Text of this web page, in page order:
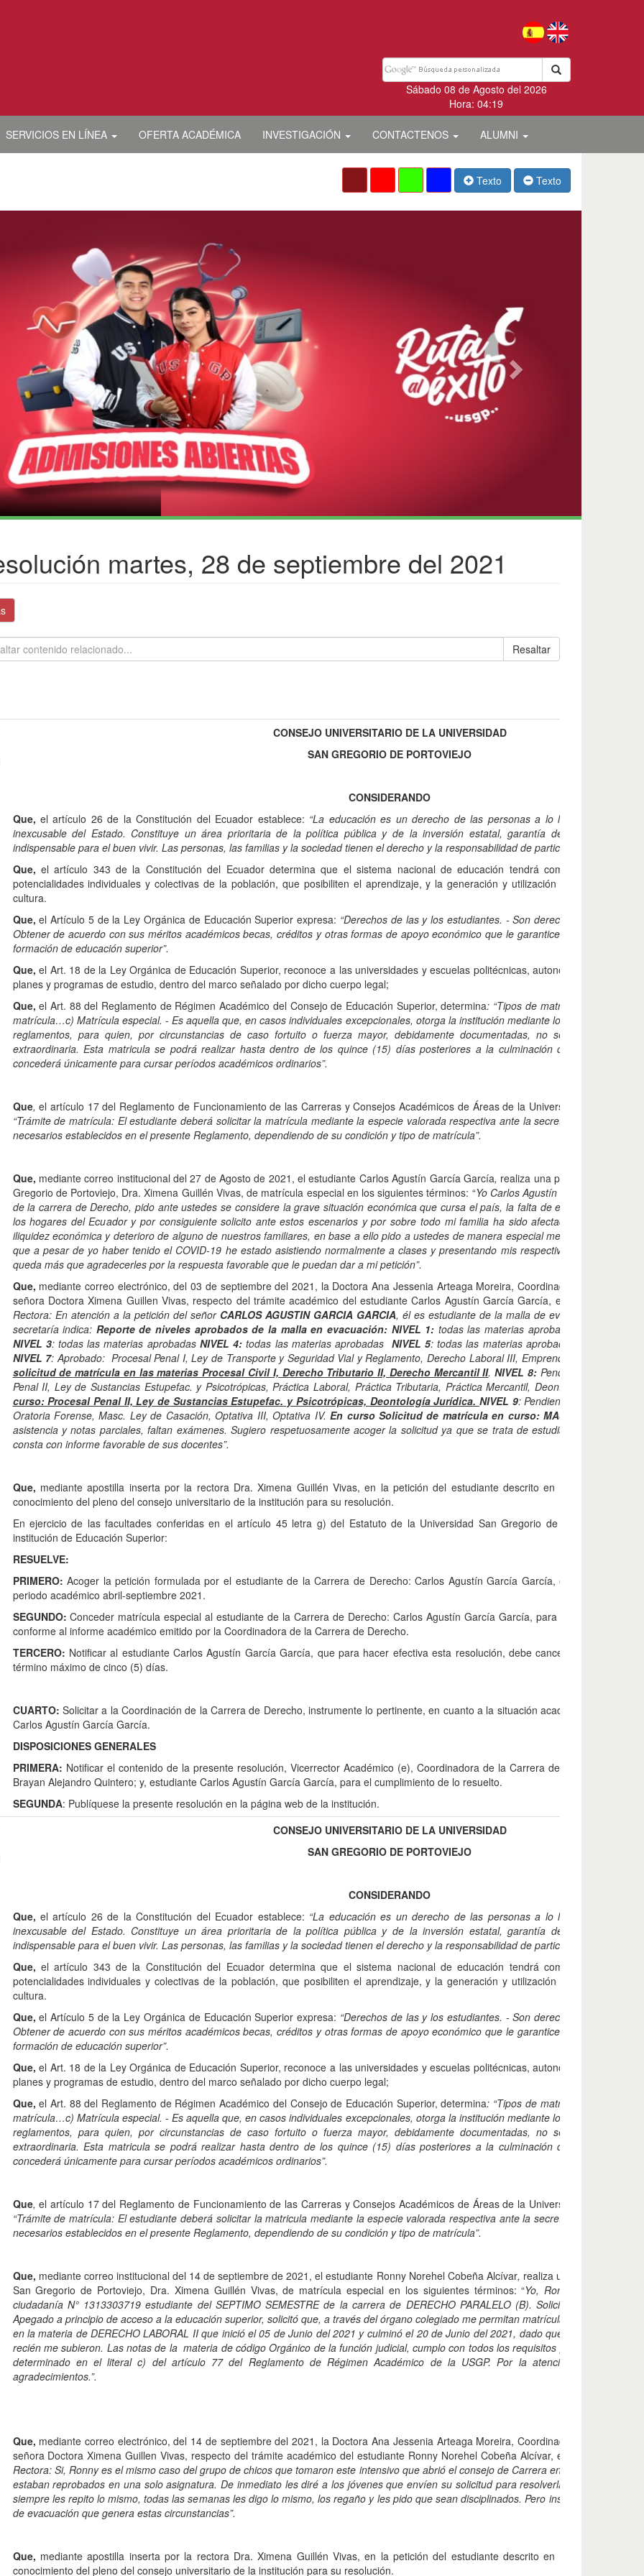
Sábado 08 de Agosto del 2026
Hora: 04:19
SERVICIOS EN LÍNEA OFERTA ACADÉMICA INVESTIGACIÓN CONTACTENOS ALUMNI
Texto Texto
martes, 28 de septiembre del 2021
Resaltar
CONSEJO UNIVERSITARIO DE LA UNIVERSIDAD
SAN GREGORIO DE PORTOVIEJO
CONSIDERANDO
Que, el artículo 26 de la Constitución del Ecuador establece: “La educación es un derecho de las personas a lo largo de su vida
inexcusable del Estado. Constituye un área prioritaria de la política pública y de la inversión estatal, garantía de la igualdad e
indispensable para el buen vivir. Las personas, las familias y la sociedad tienen el derecho y la responsabilidad de participar en el proceso
Que, el artículo 343 de la Constitución del Ecuador determina que el sistema nacional de educación tendrá como finalidad el
potencialidades individuales y colectivas de la población, que posibiliten el aprendizaje, y la generación y utilización de
cultura.
Que, el Artículo 5 de la Ley Orgánica de Educación Superior expresa: “Derechos de las y los estudiantes. - Son derechos de las y los
Obtener de acuerdo con sus méritos académicos becas, créditos y otras formas de apoyo económico que le garantice igualdad de
formación de educación superior”.
Que, el Art. 18 de la Ley Orgánica de Educación Superior, reconoce a las universidades y escuelas politécnicas, autonomía
planes y programas de estudio, dentro del marco señalado por dicho cuerpo legal;
Que, el Art. 88 del Reglamento de Régimen Académico del Consejo de Educación Superior, determina: “Tipos de matrícula. - Se
matrícula…c) Matrícula especial. - Es aquella que, en casos individuales excepcionales, otorga la institución mediante los mecanismos
reglamentos, para quien, por circunstancias de caso fortuito o fuerza mayor, debidamente documentadas, no se haya
extraordinaria. Esta matricula se podrá realizar hasta dentro de los quince (15) días posteriores a la culminación del periodo de
concederá únicamente para cursar períodos académicos ordinarios”.
Que, el artículo 17 del Reglamento de Funcionamiento de las Carreras y Consejos Académicos de Áreas de la Universidad San
“Trámite de matrícula: El estudiante deberá solicitar la matrícula mediante la especie valorada respectiva ante la secretaría de su
necesarios establecidos en el presente Reglamento, dependiendo de su condición y tipo de matrícula”.
Que, mediante correo institucional del 27 de Agosto de 2021, el estudiante Carlos Agustín García García, realiza una petición ante la
Gregorio de Portoviejo, Dra. Ximena Guillén Vivas, de matrícula especial en los siguientes términos: “Yo Carlos Agustín García García
de la carrera de Derecho, pido ante ustedes se considere la grave situación económica que cursa el país, la falta de empleo, la falta
los hogares del Ecuador y por consiguiente solicito ante estos escenarios y por sobre todo mi familia ha sido afectada por la
iliquidez económica y deterioro de alguno de nuestros familiares, en base a ello pido a ustedes de manera especial me autoricen la
que a pesar de yo haber tenido el COVID-19 he estado asistiendo normalmente a clases y presentando mis respectivas tareas en la
queda más que agradecerles por la respuesta favorable que le puedan dar a mi petición”.
Que, mediante correo electrónico, del 03 de septiembre del 2021, la Doctora Ana Jessenia Arteaga Moreira, Coordinadora de la
señora Doctora Ximena Guillen Vivas, respecto del trámite académico del estudiante Carlos Agustín García García, en los siguientes
Rectora: En atención a la petición del señor CARLOS AGUSTIN GARCIA GARCIA, él es estudiante de la malla de evacuación, su
secretaría indica: Reporte de niveles aprobados de la malla en evacuación: NIVEL 1: todas las materias aprobadas
NIVEL 3: todas las materias aprobadas NIVEL 4: todas las materias aprobadas NIVEL 5: todas las materias aprobadas
NIVEL 7: Aprobado: Procesal Penal I, Ley de Transporte y Seguridad Vial y Reglamento, Derecho Laboral III, Emprendimiento e
solicitud de matrícula en las materias Procesal Civil I, Derecho Tributario II, Derecho Mercantil II.NIVEL 8: Pendiente por
Penal II, Ley de Sustancias Estupefac. y Psicotrópicas, Práctica Laboral, Práctica Tributaria, Práctica Mercantil, Deontología Jurídica.
curso: Procesal Penal II, Ley de Sustancias Estupefac. y Psicotrópicas, Deontología Jurídica. NIVEL 9: Pendiente por aprobar:
Oratoria Forense, Masc. Ley de Casación, Optativa III, Optativa IV.En curso Solicitud de matrícula en curso: MASC.
asistencia y notas parciales, faltan exámenes. Sugiero respetuosamente acoger la solicitud ya que se trata de estudiante de
consta con informe favorable de sus docentes”.
Que, mediante apostilla inserta por la rectora Dra. Ximena Guillén Vivas, en la petición del estudiante descrito en el considerando
conocimiento del pleno del consejo universitario de la institución para su resolución.
En ejercicio de las facultades conferidas en el artículo 45 letra g) del Estatuto de la Universidad San Gregorio de Portoviejo, el
institución de Educación Superior:
RESUELVE:
PRIMERO: Acoger la petición formulada por el estudiante de la Carrera de Derecho: Carlos Agustín García García, en la que
periodo académico abril-septiembre 2021.
SEGUNDO:Conceder matrícula especial al estudiante de la Carrera de Derecho: Carlos Agustín García García, para el periodo
conforme al informe académico emitido por la Coordinadora de la Carrera de Derecho.
TERCERO: Notificar al estudiante Carlos Agustín García García, que para hacer efectiva esta resolución, debe cancelar los valores
término máximo de cinco (5) días.
CUARTO: Solicitar a la Coordinación de la Carrera de Derecho, instrumente lo pertinente, en cuanto a la situación académica y
Carlos Agustín García García.
DISPOSICIONES GENERALES
PRIMERA: Notificar el contenido de la presente resolución, Vicerrector Académico (e), Coordinadora de la Carrera de Derecho,
Brayan Alejandro Quintero; y, estudiante Carlos Agustín García García, para el cumplimiento de lo resuelto.
SEGUNDA: Publíquese la presente resolución en la página web de la institución.
CONSEJO UNIVERSITARIO DE LA UNIVERSIDAD
SAN GREGORIO DE PORTOVIEJO
CONSIDERANDO
Que, el artículo 26 de la Constitución del Ecuador establece: “La educación es un derecho de las personas a lo largo de su vida
inexcusable del Estado. Constituye un área prioritaria de la política pública y de la inversión estatal, garantía de la igualdad e
indispensable para el buen vivir. Las personas, las familias y la sociedad tienen el derecho y la responsabilidad de participar en el proceso
Que, el artículo 343 de la Constitución del Ecuador determina que el sistema nacional de educación tendrá como finalidad el
potencialidades individuales y colectivas de la población, que posibiliten el aprendizaje, y la generación y utilización de
cultura.
Que, el Artículo 5 de la Ley Orgánica de Educación Superior expresa: “Derechos de las y los estudiantes. - Son derechos de las y los
Obtener de acuerdo con sus méritos académicos becas, créditos y otras formas de apoyo económico que le garantice igualdad de
formación de educación superior”.
Que, el Art. 18 de la Ley Orgánica de Educación Superior, reconoce a las universidades y escuelas politécnicas, autonomía
planes y programas de estudio, dentro del marco señalado por dicho cuerpo legal;
Que, el Art. 88 del Reglamento de Régimen Académico del Consejo de Educación Superior, determina: “Tipos de matrícula. - Se
matrícula…c) Matrícula especial. - Es aquella que, en casos individuales excepcionales, otorga la institución mediante los mecanismos
reglamentos, para quien, por circunstancias de caso fortuito o fuerza mayor, debidamente documentadas, no se haya
extraordinaria. Esta matricula se podrá realizar hasta dentro de los quince (15) días posteriores a la culminación del periodo de
concederá únicamente para cursar períodos académicos ordinarios”.
Que, el artículo 17 del Reglamento de Funcionamiento de las Carreras y Consejos Académicos de Áreas de la Universidad San
“Trámite de matrícula: El estudiante deberá solicitar la matricula mediante la especie valorada respectiva ante la secretaría de su
necesarios establecidos en el presente Reglamento, dependiendo de su condición y tipo de matrícula”.
Que, mediante correo institucional del 14 de septiembre de 2021, el estudiante Ronny Norehel Cobeña Alcívar, realiza una petición ante
San Gregorio de Portoviejo, Dra. Ximena Guillén Vivas, de matrícula especial en los siguientes términos: “Yo, Ronny Norehel
ciudadanía N° 1313303719 estudiante del SEPTIMO SEMESTRE de la carrera de DERECHO PARALELO (B). Solicito a usted que
Apegado a principio de acceso a la educación superior, solicitó que, a través del órgano colegiado me permitan matrícula especial debido
en la materia de DERECHO LABORAL II que inició el 05 de Junio del 2021 y culminó el 20 de Junio del 2021, dado que también que
recién me subieron. Las notas de la materia de código Orgánico de la función judicial, cumplo con todos los requisitos para poder
determinado en el literal c) del artículo 77 del Reglamento de Régimen Académico de la USGP. Por la atención que brinde
agradecimientos.”.
Que, mediante correo electrónico, del 14 de septiembre del 2021, la Doctora Ana Jessenia Arteaga Moreira, Coordinadora de la
señora Doctora Ximena Guillen Vivas, respecto del trámite académico del estudiante Ronny Norehel Cobeña Alcívar, en los siguientes
Rectora: Si, Ronny es el mismo caso del grupo de chicos que tomaron este intensivo que abrió el consejo de Carrera en consideración
estaban reprobados en una solo asignatura. De inmediato les diré a los jóvenes que envíen su solicitud para resolverla en el HCU,
siempre les repito lo mismo, todas las semanas les digo lo mismo, los regaño y les pido que sean disciplinados. Pero insistiré, lamento
de evacuación que genera estas circunstancias”.
Que, mediante apostilla inserta por la rectora Dra. Ximena Guillén Vivas, en la petición del estudiante descrito en el considerando
conocimiento del pleno del consejo universitario de la institución para su resolución.